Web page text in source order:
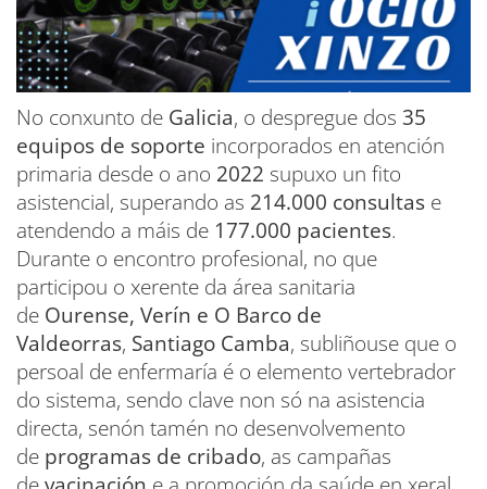
No conxunto de Galicia, o despregue dos 35
equipos de soporte incorporados en atención
primaria desde o ano 2022 supuxo un fito
asistencial, superando as 214.000 consultas e
atendendo a máis de 177.000 pacientes.
Durante o encontro profesional, no que
participou o xerente da área sanitaria
de Ourense, Verín e O Barco de
Valdeorras, Santiago Camba, subliñouse que o
persoal de enfermaría é o elemento vertebrador
do sistema, sendo clave non só na asistencia
directa, senón tamén no desenvolvemento
de programas de cribado, as campañas